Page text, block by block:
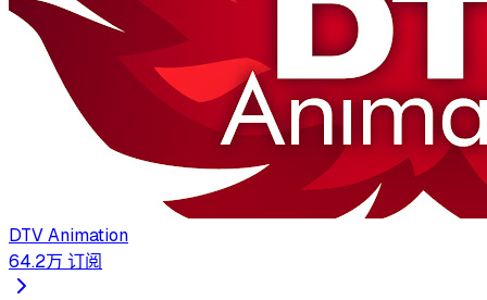
DTV Animation
64.2万 订阅